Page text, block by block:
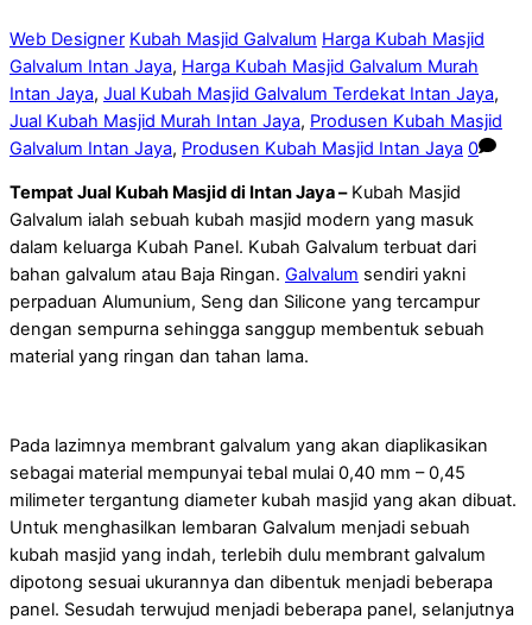
Web Designer Kubah Masjid Galvalum Harga Kubah Masjid
Galvalum Intan Jaya, Harga Kubah Masjid Galvalum Murah
Intan Jaya, Jual Kubah Masjid Galvalum Terdekat Intan Jaya,
Jual Kubah Masjid Murah Intan Jaya, Produsen Kubah Masjid
Galvalum Intan Jaya, Produsen Kubah Masjid Intan Jaya 0
Tempat Jual Kubah Masjid di Intan Jaya –Kubah Masjid
Galvalum ialah sebuah kubah masjid modern yang masuk
dalam keluarga Kubah Panel. Kubah Galvalum terbuat dari
bahan galvalum atau Baja Ringan. Galvalum sendiri yakni
perpaduan Alumunium, Seng dan Silicone yang tercampur
dengan sempurna sehingga sanggup membentuk sebuah
material yang ringan dan tahan lama.
Pada lazimnya membrant galvalum yang akan diaplikasikan
sebagai material mempunyai tebal mulai 0,40 mm – 0,45
milimeter tergantung diameter kubah masjid yang akan dibuat.
Untuk menghasilkan lembaran Galvalum menjadi sebuah
kubah masjid yang indah, terlebih dulu membrant galvalum
dipotong sesuai ukurannya dan dibentuk menjadi beberapa
panel. Sesudah terwujud menjadi beberapa panel, selanjutnya